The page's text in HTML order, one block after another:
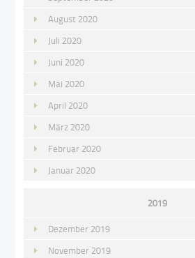
August 2020
Juli 2020
Juni 2020
Mai 2020
April 2020
März 2020
Februar 2020
Januar 2020
2019
Dezember 2019
November 2019